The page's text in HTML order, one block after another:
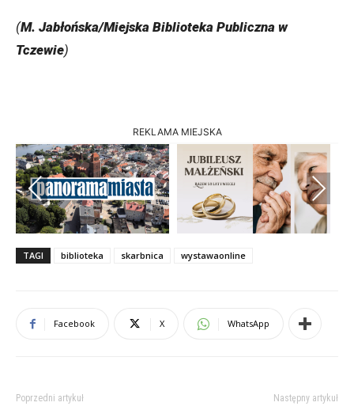
(M. Jabłońska/Miejska Biblioteka Publiczna w
Tczewie)
REKLAMA MIEJSKA
Previous Next
TAGI biblioteka skarbnica wystawaonline
Facebook X WhatsApp
Poprzedni artykuł Następny artykuł